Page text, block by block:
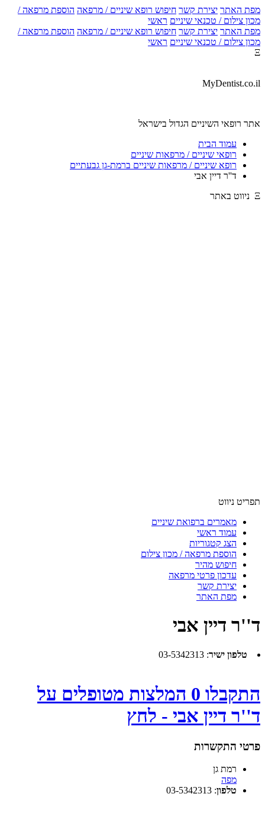
מפת האתר יצירת קשר חיפוש רופא שיניים / מרפאה הוספת מרפאה /
מכון צילום / טכנאי שיניים ראשי
מפת האתר יצירת קשר חיפוש רופא שיניים / מרפאה הוספת מרפאה /
מכון צילום / טכנאי שיניים ראשי
Ξ
MyDentist.co.il
אתר רופאי השיניים הגדול בישראל
עמוד הבית
רופאי שיניים / מרפאות שיניים
רופא שיניים / מרפאות שיניים ברמת-גן גבעתיים
ד''ר דיין אבי
Ξ ניווט באתר
תפריט ניווט
מאמרים ברפואת שיניים
עמוד ראשי
הצג קטגוריות
הוספת מרפאה / מכון צילום
חיפוש מהיר
עדכון פרטי מרפאה
יצירת קשר
מפת האתר
ד''ר דיין אבי
טלפון ישיר:
03-5342313
התקבלו 0 המלצות מטופלים על
ד''ר דיין אבי - לחץ
פרטי התקשרות
רמת גן
מפה
טלפון:
03-5342313